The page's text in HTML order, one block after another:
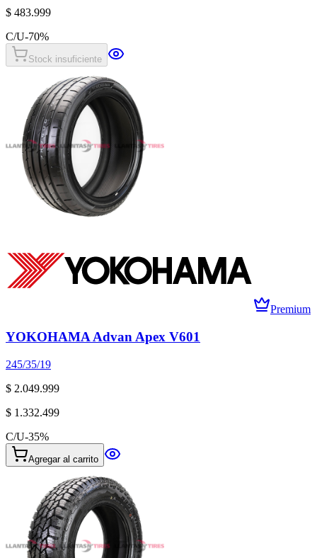
$ 483.999
C/U-70%
Stock insuficiente
Premium
YOKOHAMA Advan Apex V601
245/35/19
$ 2.049.999
$ 1.332.499
C/U-35%
Agregar al carrito